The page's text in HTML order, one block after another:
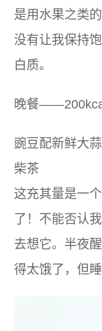
是用水果之类
没有让我保持
白质。
晚餐
豌豆配新鲜大
柴茶
这充其量是一
了！不能否认
去想它。半夜
得太饿了，但睡